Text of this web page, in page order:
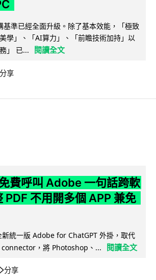
基準已經全面升級。除了基本效能，「極致
學」、「AI算力」、「前瞻技術加持」以
」 已...
閱讀全文
分享
費呼叫 Adobe 一句話跨軟
PDF 不用開多個 APP 兼免
統一版 Adobe for ChatGPT 外掛，取代
connector，將 Photoshop、...
閱讀全文
分享